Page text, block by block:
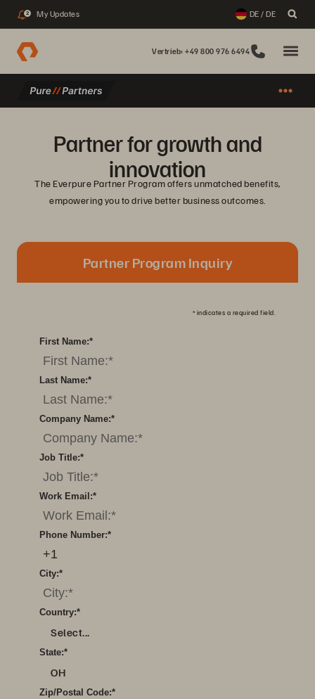
2 My Updates DE / DE
Vertrieb: +49 800 976 6494
Partner for growth and
innovation
The Everpure Partner Program offers unmatched benefits,
empowering you to drive better business outcomes.
Partner Program Inquiry
* indicates a required field.
*
First Name:
*
Last Name:
*
Company Name:
*
Job Title:
*
Work Email:
*
Phone Number:
*
City:
*
Country:
Select...
*
State:
OH
*
Zip/Postal Code: